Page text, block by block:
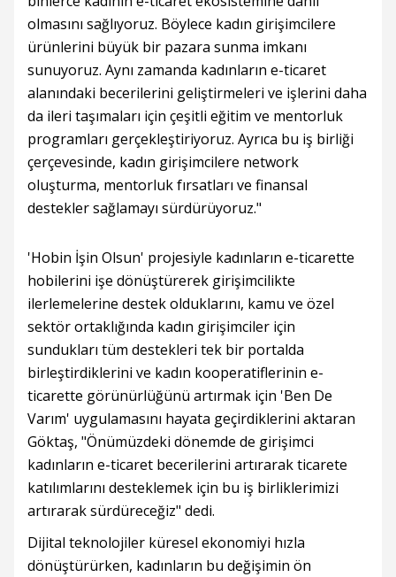
olmasını sağlıyoruz. Böylece kadın girişimcilere
ürünlerini büyük bir pazara sunma imkanı
sunuyoruz. Aynı zamanda kadınların e-ticaret
alanındaki becerilerini geliştirmeleri ve işlerini daha
da ileri taşımaları için çeşitli eğitim ve mentorluk
programları gerçekleştiriyoruz. Ayrıca bu iş birliği
çerçevesinde, kadın girişimcilere network
oluşturma, mentorluk fırsatları ve finansal
destekler sağlamayı sürdürüyoruz."
'Hobin İşin Olsun' projesiyle kadınların e-ticarette
hobilerini işe dönüştürerek girişimcilikte
ilerlemelerine destek olduklarını, kamu ve özel
sektör ortaklığında kadın girişimciler için
sundukları tüm destekleri tek bir portalda
birleştirdiklerini ve kadın kooperatiflerinin e-
ticarette görünürlüğünü artırmak için 'Ben De
Varım' uygulamasını hayata geçirdiklerini aktaran
Göktaş, "Önümüzdeki dönemde de girişimci
kadınların e-ticaret becerilerini artırarak ticarete
katılımlarını desteklemek için bu iş birliklerimizi
artırarak sürdüreceğiz" dedi.
Dijital teknolojiler küresel ekonomiyi hızla
dönüştürürken, kadınların bu değişimin ön